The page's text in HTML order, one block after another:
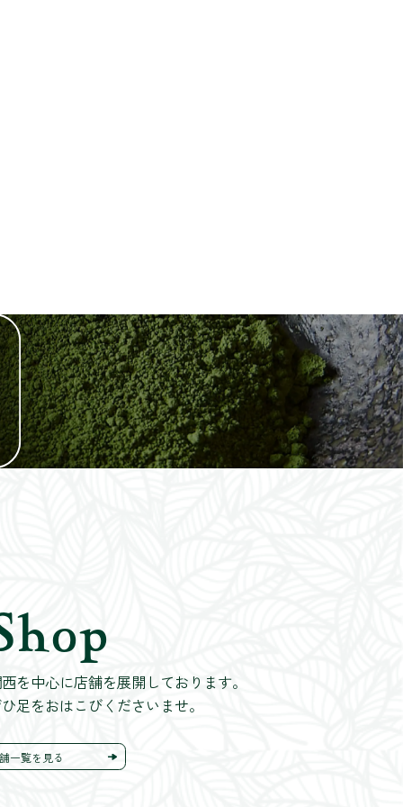
を中心に店舗を展開しております。
足をおはこびくださいませ。
一覧を見る